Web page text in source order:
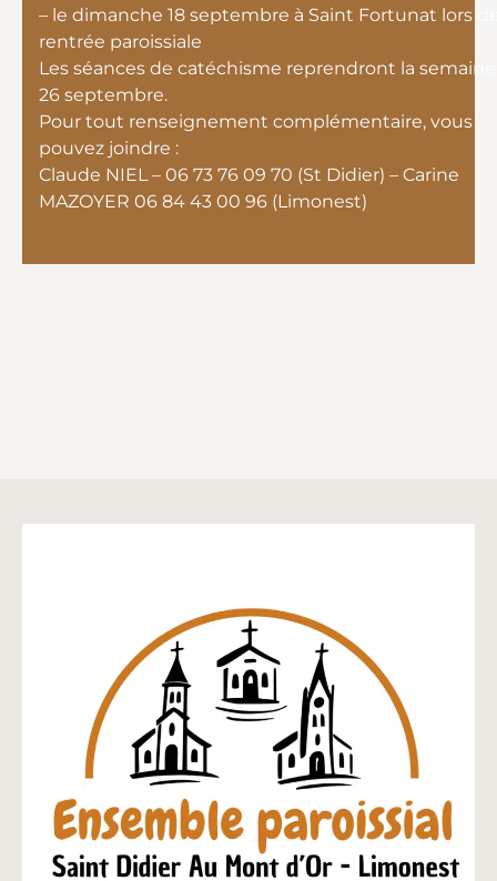
– le dimanche 18 septembre à Saint Fortunat lors
rentrée paroissiale
Les séances de catéchisme reprendront la
26 septembre.
Pour tout renseignement complémentaire, vous
pouvez joindre :
Claude NIEL – 06 73 76 09 70 (St Didier) – Carine
MAZOYER 06 84 43 00 96 (Limonest)